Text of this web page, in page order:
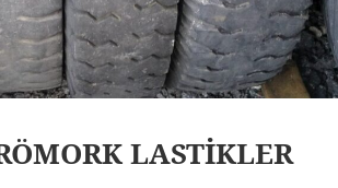
LASTİKLER